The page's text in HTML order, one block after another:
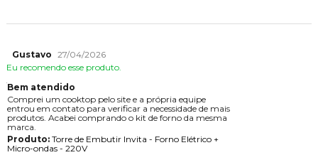
Gustavo 27/04/2026
Eu recomendo esse produto.
Bem atendido
Comprei um cooktop pelo site e a própria equipe
entrou em contato para verificar a necessidade de mais
produtos. Acabei comprando o kit de forno da mesma
marca.
Produto:Torre de Embutir Invita - Forno Elétrico +
Micro-ondas - 220V